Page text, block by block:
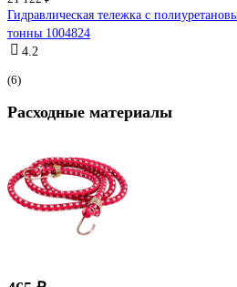
Гидравлическая тележка с
тонны 1004824
4.2
(6)
Расходные материалы